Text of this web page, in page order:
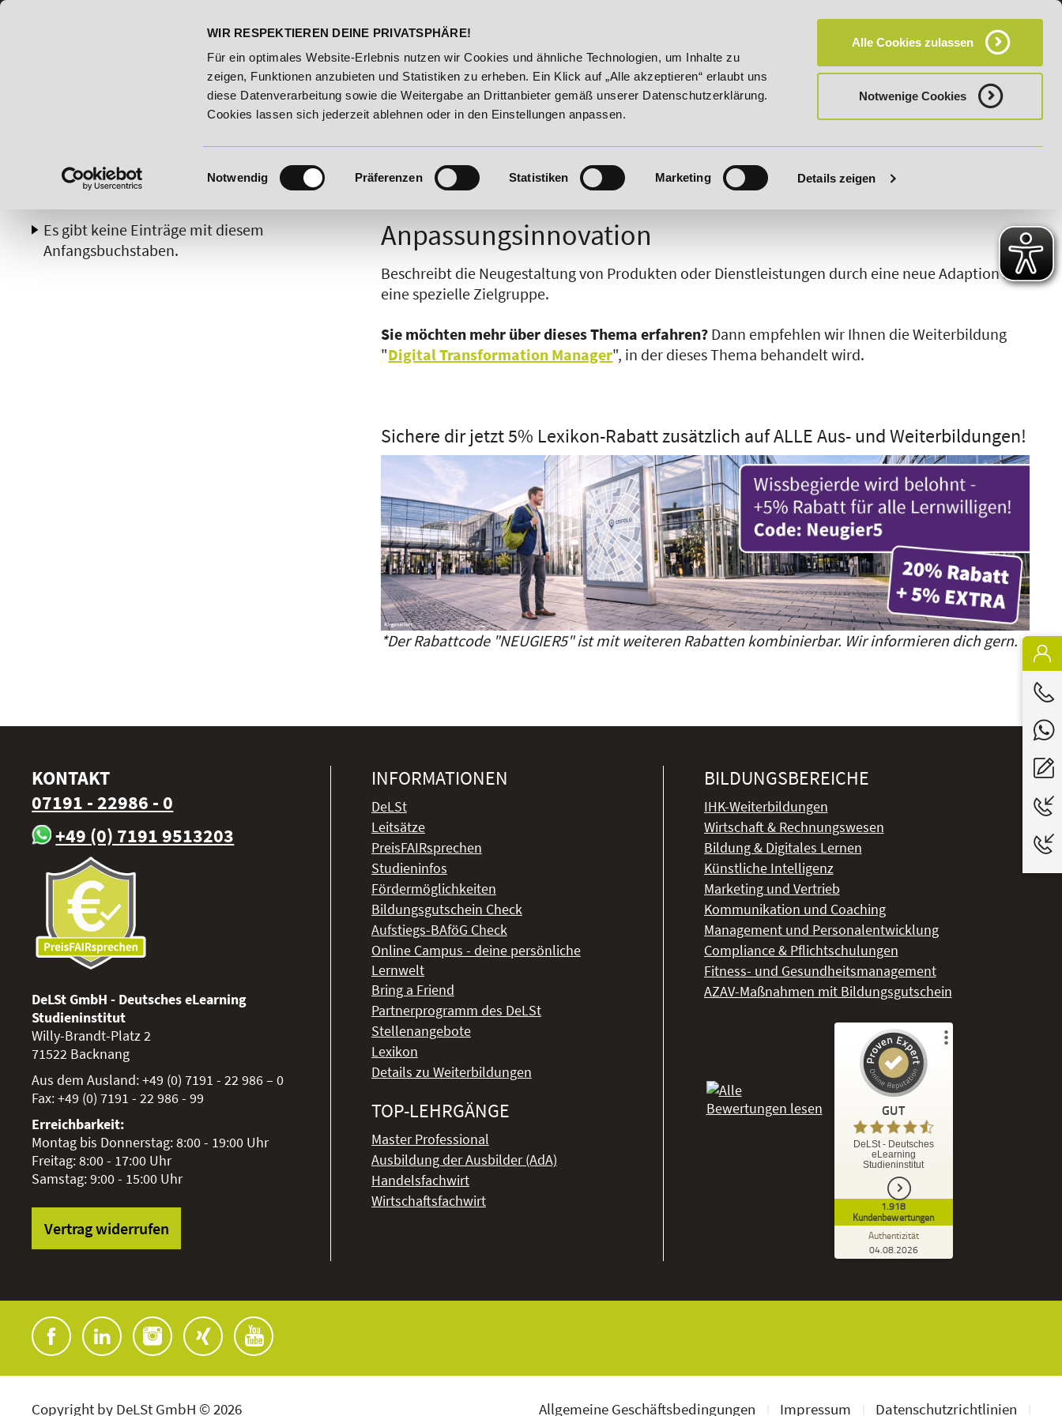
WIR RESPEKTIEREN DEINE PRIVATSPHÄRE!
Für ein optimales Website-Erlebnis nutzen wir Cookies und ähnliche Technologien, um Inhalte zu
zeigen, Funktionen anzubieten und Statistiken zu erheben. Ein Klick auf „Alle akzeptieren“ erlaubt uns
diese Datenverarbeitung sowie die Weitergabe an Drittanbieter gemäß unserer Datenschutzerklärung.
Cookies lassen sich jederzeit ablehnen oder in den Einstellungen anpassen.
Einwilligungsauswahl
Notwendig Präferenzen Statistiken Marketing Details zeigen
Alle Cookies zulassen
Notwenige Cookies
HÄUFIG GESTELLTE FRAGEN (FAQ) CAMPUS
20% Rabatt bis 03.09.2026 - Bildungsroute! 20% Rabatt bis 03.09.2026 - Bildungsroute! 20% Rabatt bis 03.09.2026 - Bildungsroute! 20% Rabatt bis
B C G H K L O P S V
Anpassungsinnovation
Beschreibt die Neugestaltung von Produkten oder Dienstleistungen durch eine neue Adaption an
eine spezielle Zielgruppe.
Sie möchten mehr über dieses Thema erfahren? Dann empfehlen wir Ihnen die Weiterbildung
"Digital Transformation Manager", in der dieses Thema behandelt wird.
Sichere dir jetzt 5% Lexikon-Rabatt zusätzlich auf ALLE Aus- und Weiterbildungen!
*Der Rabattcode "NEUGIER5" ist mit weiteren Rabatten kombinierbar. Wir informieren dich gern.
Es gibt keine Einträge mit diesem
Anfangsbuchstaben.
KONTAKT
07191 - 22986 - 0
+49 (0) 7191 9513203
DeLSt GmbH - Deutsches eLearning
Studieninstitut
Willy-Brandt-Platz 2
71522 Backnang
Aus dem Ausland:+49 (0) 7191 - 22 986 – 0
Fax:+49 (0) 7191 - 22 986 - 99
Erreichbarkeit:
Montag bis Donnerstag: 8:00 - 19:00 Uhr
Freitag: 8:00 - 17:00 Uhr
Samstag: 9:00 - 15:00 Uhr
Vertrag widerrufen
INFORMATIONEN
DeLSt
Leitsätze
PreisFAIRsprechen
Studieninfos
Fördermöglichkeiten
Bildungsgutschein Check
Aufstiegs-BAföG Check
Online Campus - deine persönliche
Lernwelt
Bring a Friend
Partnerprogramm des DeLSt
Stellenangebote
Lexikon
Details zu Weiterbildungen
TOP-LEHRGÄNGE
Master Professional
Ausbildung der Ausbilder (AdA)
Handelsfachwirt
Wirtschaftsfachwirt
BILDUNGSBEREICHE
IHK-Weiterbildungen
Wirtschaft & Rechnungswesen
Bildung & Digitales Lernen
Künstliche Intelligenz
Marketing und Vertrieb
Kommunikation und Coaching
Management und Personalentwicklung
Compliance & Pflichtschulungen
Fitness- und Gesundheitsmanagement
AZAV-Maßnahmen mit Bildungsgutschein
GUT
DeLSt - Deutsches
eLearning
Studieninstitut
1.918
Kundenbewertungen
Authentizität
04.08.2026
Kundenbewertungen und Erfahrungen zu
DeLSt - Deutsches eLearning Studieninstitut
ProvenExpert.com
ProvenExpert.com
1.827
Bewertungen von
Copyright by DeLSt GmbH © 2026 Allgemeine Geschäftsbedingungen Impressum Datenschutzrichtlinien